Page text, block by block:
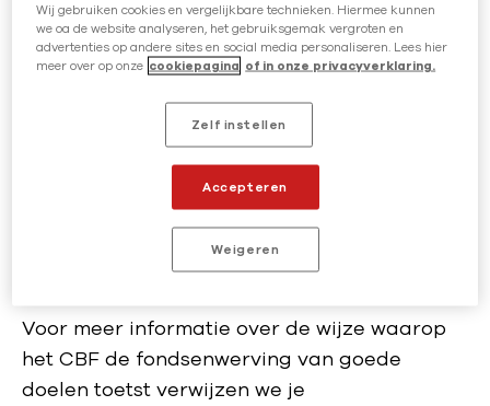
erkenning, maar is kritisch over de grotere
vrijblijvendheid van de erkenning ten
opzichte van het keurmerk. Daarom blijven
wij onze eigen norm wat betreft kosten en
bestedingen, die al strenger was dan die van
het Keurmerk, hanteren: maximaal 20
procent van de opbrengst van onze
fondsenwerving mag besteed worden aan de
verkrijging van die opbrengst.
Voor meer informatie over de wijze waarop
het CBF de fondsenwerving van goede
doelen toetst verwijzen we je
Wij gebruiken cookies en vergelijkbare technieken. Hiermee kunnen
we oa de website analyseren, het gebruiksgemak vergroten en
advertenties op andere sites en social media personaliseren. Lees hier
meer over op onze cookiepagina of in onze privacyverklaring.
Zelf instellen
Weigeren
Accepteren